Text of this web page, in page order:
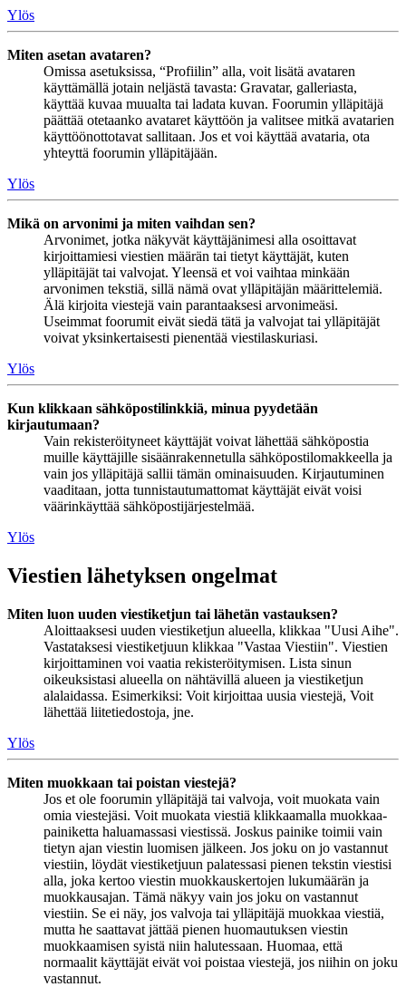
Ylös
Miten asetan avataren?
Omissa asetuksissa, “Profiilin” alla, voit lisätä avataren
käyttämällä jotain neljästä tavasta: Gravatar, galleriasta,
käyttää kuvaa muualta tai ladata kuvan. Foorumin ylläpitäjä
päättää otetaanko avataret käyttöön ja valitsee mitkä avatarien
käyttöönottotavat sallitaan. Jos et voi käyttää avataria, ota
yhteyttä foorumin ylläpitäjään.
Ylös
Mikä on arvonimi ja miten vaihdan sen?
Arvonimet, jotka näkyvät käyttäjänimesi alla osoittavat
kirjoittamiesi viestien määrän tai tietyt käyttäjät, kuten
ylläpitäjät tai valvojat. Yleensä et voi vaihtaa minkään
arvonimen tekstiä, sillä nämä ovat ylläpitäjän määrittelemiä.
Älä kirjoita viestejä vain parantaaksesi arvonimeäsi.
Useimmat foorumit eivät siedä tätä ja valvojat tai ylläpitäjät
voivat yksinkertaisesti pienentää viestilaskuriasi.
Ylös
Kun klikkaan sähköpostilinkkiä, minua pyydetään
kirjautumaan?
Vain rekisteröityneet käyttäjät voivat lähettää sähköpostia
muille käyttäjille sisäänrakennetulla sähköpostilomakkeella ja
vain jos ylläpitäjä sallii tämän ominaisuuden. Kirjautuminen
vaaditaan, jotta tunnistautumattomat käyttäjät eivät voisi
väärinkäyttää sähköpostijärjestelmää.
Ylös
Viestien lähetyksen ongelmat
Miten luon uuden viestiketjun tai lähetän vastauksen?
Aloittaaksesi uuden viestiketjun alueella, klikkaa "Uusi Aihe".
Vastataksesi viestiketjuun klikkaa "Vastaa Viestiin". Viestien
kirjoittaminen voi vaatia rekisteröitymisen. Lista sinun
oikeuksistasi alueella on nähtävillä alueen ja viestiketjun
alalaidassa. Esimerkiksi: Voit kirjoittaa uusia viestejä, Voit
lähettää liitetiedostoja, jne.
Ylös
Miten muokkaan tai poistan viestejä?
Jos et ole foorumin ylläpitäjä tai valvoja, voit muokata vain
omia viestejäsi. Voit muokata viestiä klikkaamalla muokkaa-
painiketta haluamassasi viestissä. Joskus painike toimii vain
tietyn ajan viestin luomisen jälkeen. Jos joku on jo vastannut
viestiin, löydät viestiketjuun palatessasi pienen tekstin viestisi
alla, joka kertoo viestin muokkauskertojen lukumäärän ja
muokkausajan. Tämä näkyy vain jos joku on vastannut
viestiin. Se ei näy, jos valvoja tai ylläpitäjä muokkaa viestiä,
mutta he saattavat jättää pienen huomautuksen viestin
muokkaamisen syistä niin halutessaan. Huomaa, että
normaalit käyttäjät eivät voi poistaa viestejä, jos niihin on joku
vastannut.